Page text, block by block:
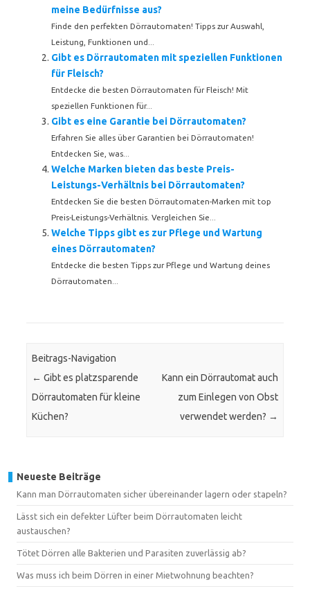
meine Bedürfnisse aus?
Finde den perfekten Dörrautomaten! Tipps zur Auswahl,
Leistung, Funktionen und...
Gibt es Dörrautomaten mit speziellen Funktionen
für Fleisch?
Entdecke die besten Dörrautomaten für Fleisch! Mit
speziellen Funktionen für...
Gibt es eine Garantie bei Dörrautomaten?
Erfahren Sie alles über Garantien bei Dörrautomaten!
Entdecken Sie, was...
Welche Marken bieten das beste Preis-
Leistungs-Verhältnis bei Dörrautomaten?
Entdecken Sie die besten Dörrautomaten-Marken mit top
Preis-Leistungs-Verhältnis. Vergleichen Sie...
Welche Tipps gibt es zur Pflege und Wartung
eines Dörrautomaten?
Entdecke die besten Tipps zur Pflege und Wartung deines
Dörrautomaten...
Beitrags-Navigation
← Gibt es platzsparende
Dörrautomaten für kleine
Küchen?
Kann ein Dörrautomat auch
zum Einlegen von Obst
verwendet werden? →
Neueste Beiträge
Kann man Dörrautomaten sicher übereinander lagern oder stapeln?
Lässt sich ein defekter Lüfter beim Dörrautomaten leicht
austauschen?
Tötet Dörren alle Bakterien und Parasiten zuverlässig ab?
Was muss ich beim Dörren in einer Mietwohnung beachten?